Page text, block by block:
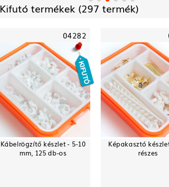
Kifutó termékek (297 termék)
04282
Kábelrögzítő készlet - 5-10
mm, 125 db-os
Képakasztó
részes